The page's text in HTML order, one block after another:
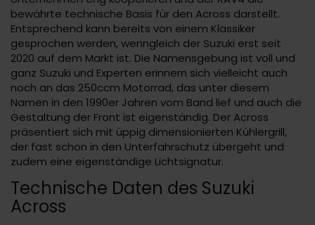
bewährte technische Basis für den Across darstellt.
Entsprechend kann bereits von einem Klassiker
gesprochen werden, wenngleich der Suzuki erst seit
2020 auf dem Markt ist. Die Namensgebung ist voll und
ganz Suzuki und Experten erinnern sich vielleicht auch
noch an das 250ccm Motorrad, das unter diesem
Namen in den 1990er Jahren vom Band lief und auch die
Gestaltung der Front ist eigenständig. Der Across
präsentiert sich mit üppig dimensionierten Kühlergrill,
der fast schon in den Unterfahrschutz übergeht und
zudem eine eigenständige Lichtsignatur.
Technische Daten des Suzuki
Across